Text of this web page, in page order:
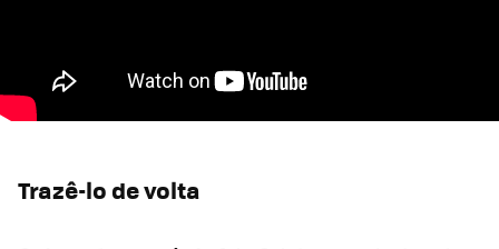
Trazê-lo de volta